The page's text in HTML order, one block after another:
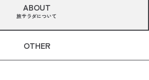
ABOUT
旅サラダについて
OTHER